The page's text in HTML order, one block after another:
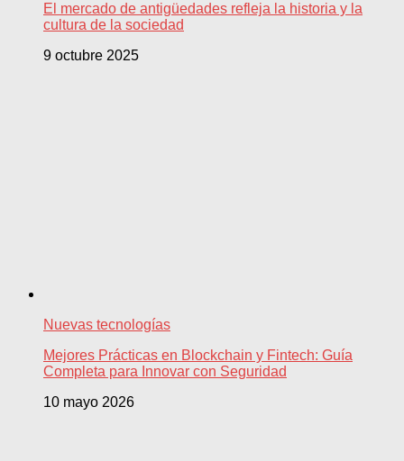
El mercado de antigüedades refleja la historia y la
cultura de la sociedad
9 octubre 2025
Nuevas tecnologías
Mejores Prácticas en Blockchain y Fintech: Guía
Completa para Innovar con Seguridad
10 mayo 2026